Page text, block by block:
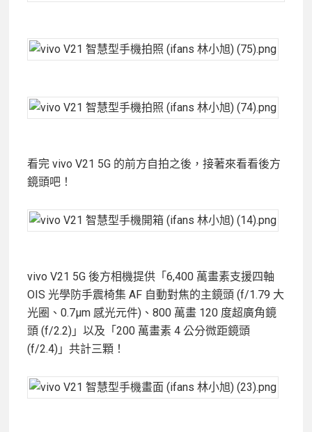
看完 vivo V21 5G 的前方自拍之後，接著來看看後方
鏡頭吧！
vivo V21 5G 後方相機提供「6,400 萬畫素支援四軸
OIS 光學防手震椅集 AF 自動對焦的主鏡頭 (f/1.79 大
光圈、0.7μm 感光元件)、800 萬畫 120 度超廣角鏡
頭 (f/2.2)」以及「200 萬畫素 4 公分微距鏡頭
(f/2.4)」共計三顆！